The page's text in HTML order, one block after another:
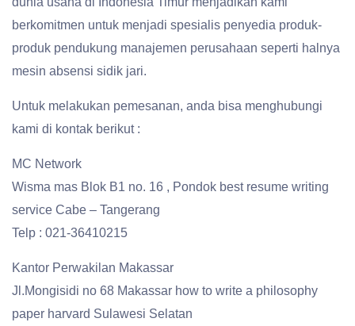
berkomitmen untuk menjadi spesialis penyedia produk-
produk pendukung manajemen perusahaan seperti halnya
mesin absensi sidik jari.
Untuk melakukan pemesanan, anda bisa menghubungi
kami di kontak berikut :
MC Network
Wisma mas Blok B1 no. 16 , Pondok best resume writing
service Cabe – Tangerang
Telp : 021-36410215
Kantor Perwakilan Makassar
Jl.Mongisidi no 68 Makassar how to write a philosophy
paper harvard Sulawesi Selatan